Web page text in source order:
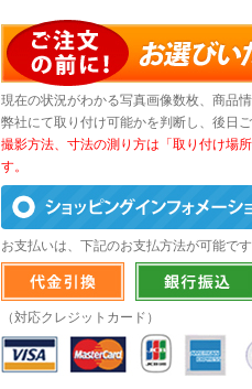
現在の状況がわかる写真画像数枚、商品
弊社にて取り付け可能かを判断し、後日
撮影方法、寸法の測り方は「取り付け場
す。
お支払いは、下記のお支払方法が可能で
（対応クレジットカード）